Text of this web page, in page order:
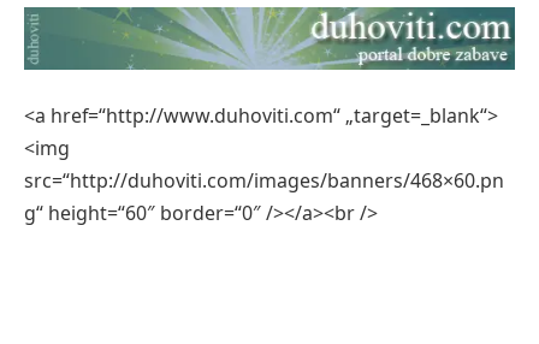
<a href=“http://www.duhoviti.com“ „target=_blank“>
<img
src=“http://duhoviti.com/images/banners/468×60.pn
g“ height=“60″ border=“0″ /></a><br />